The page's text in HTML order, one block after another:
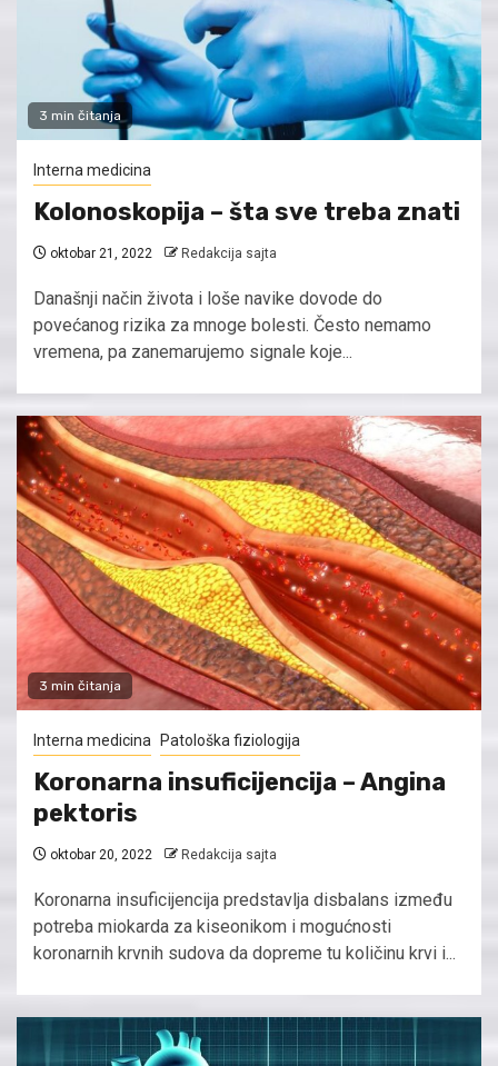
3 min čitanja
Interna medicina
Kolonoskopija – šta sve treba znati
oktobar 21, 2022 Redakcija sajta
Današnji način života i loše navike dovode do
povećanog rizika za mnoge bolesti. Često nemamo
vremena, pa zanemarujemo signale koje...
3 min čitanja
Interna medicina Patološka fiziologija
Koronarna insuficijencija – Angina
pektoris
oktobar 20, 2022 Redakcija sajta
Koronarna insuficijencija predstavlja disbalans između
potreba miokarda za kiseonikom i mogućnosti
koronarnih krvnih sudova da dopreme tu količinu krvi i...